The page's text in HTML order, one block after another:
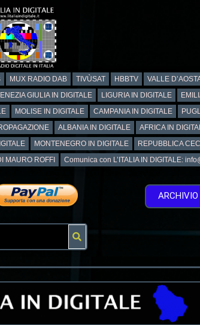
MUX RADIO DAB TIVÙSAT HBBTV VALLE
GIULIA IN DIGITALE LIGURIA IN DIGITALE
MOLISE IN DIGITALE CAMPANIA IN DIGITALE
ALBANIA IN DIGITALE AFRICA IN
MONTENEGRO IN DIGITALE REPUBBLICA
MAURO ROFFI Comunica con L’ITALIA IN DIGITALE:
ARCHIVIO